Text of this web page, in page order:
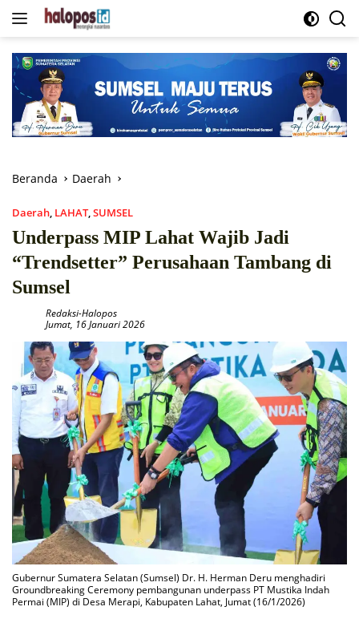
Langsung
Beranda Daerah
Daerah LAHAT, SUMSEL
Underpass MIP Lahat Wajib Jadi
“Trendsetter” Perusahaan Tambang di
Sumsel
Redaksi-Halopos
Jumat, 16 Januari 2026
Gubernur Sumatera Selatan (Sumsel) Dr. H. Herman Deru menghadiri
Groundbreaking Ceremony pembangunan underpass PT Mustika Indah
Permai (MIP) di Desa Merapi, Kabupaten Lahat, Jumat (16/1/2026)